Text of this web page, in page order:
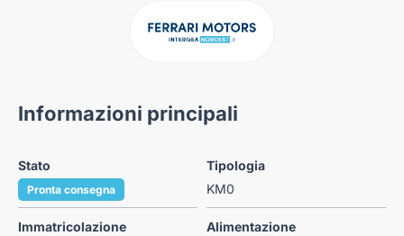
Informazioni principali
Stato
Pronta consegna
Tipologia
KM0
Immatricolazione
Alimentazione